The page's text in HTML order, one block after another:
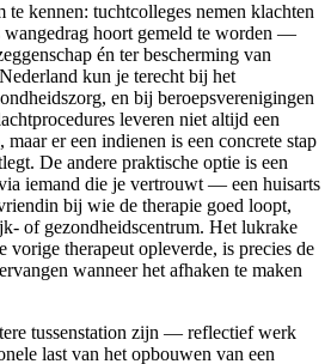
te kennen: tuchtcolleges nemen klachten
wangedrag hoort gemeld te worden —
én ter bescherming van
kun je terecht bij het
en bij beroepsverenigingen
leveren niet altijd een
er een indienen is een concrete stap
De andere praktische optie is een
iemand die je vertrouwt — een huisarts
bij wie de therapie goed loopt,
of gezondheidscentrum. Het lukrake
vorige therapeut opleverde, is precies de
wanneer het afhaken te maken
tussenstation zijn — reflectief werk
last van het opbouwen van een